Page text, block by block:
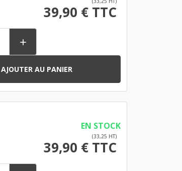
39,90 € TTC

AJOUTER AU PANIER
EN STOCK
(33,25 HT)
39,90 € TTC